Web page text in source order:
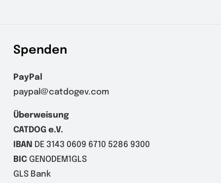
Spenden
PayPal
paypal@catdogev.com
Überweisung
CATDOG e.V.
IBAN
DE 3143 0609 6710 5286 9300
BICGENODEM1GLS
GLS Bank